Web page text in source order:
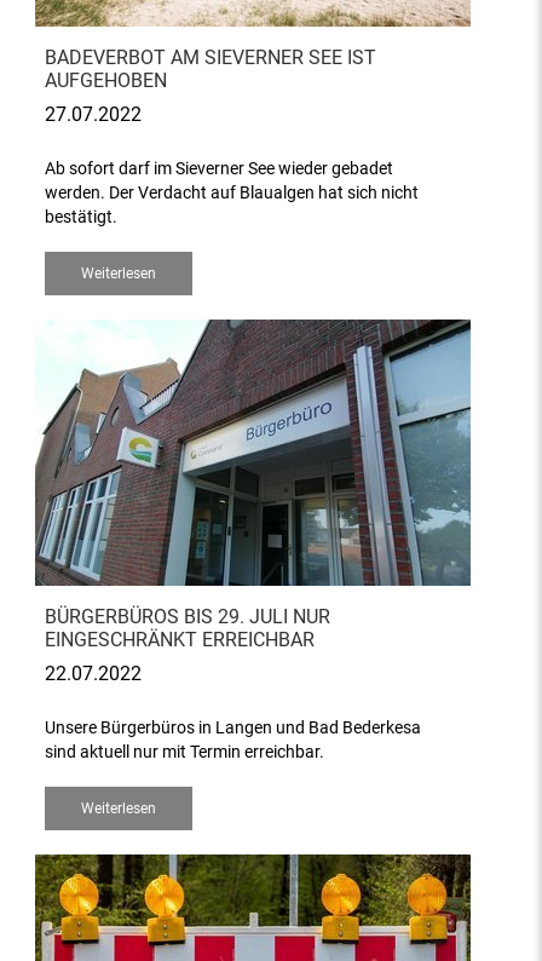
BADEVERBOT AM SIEVERNER SEE IST
AUFGEHOBEN
27.07.2022
Ab sofort darf im Sieverner See wieder gebadet
werden. Der Verdacht auf Blaualgen hat sich nicht
bestätigt.
Weiterlesen
BÜRGERBÜROS BIS 29. JULI NUR
EINGESCHRÄNKT ERREICHBAR
22.07.2022
Unsere Bürgerbüros in Langen und Bad Bederkesa
sind aktuell nur mit Termin erreichbar.
Weiterlesen